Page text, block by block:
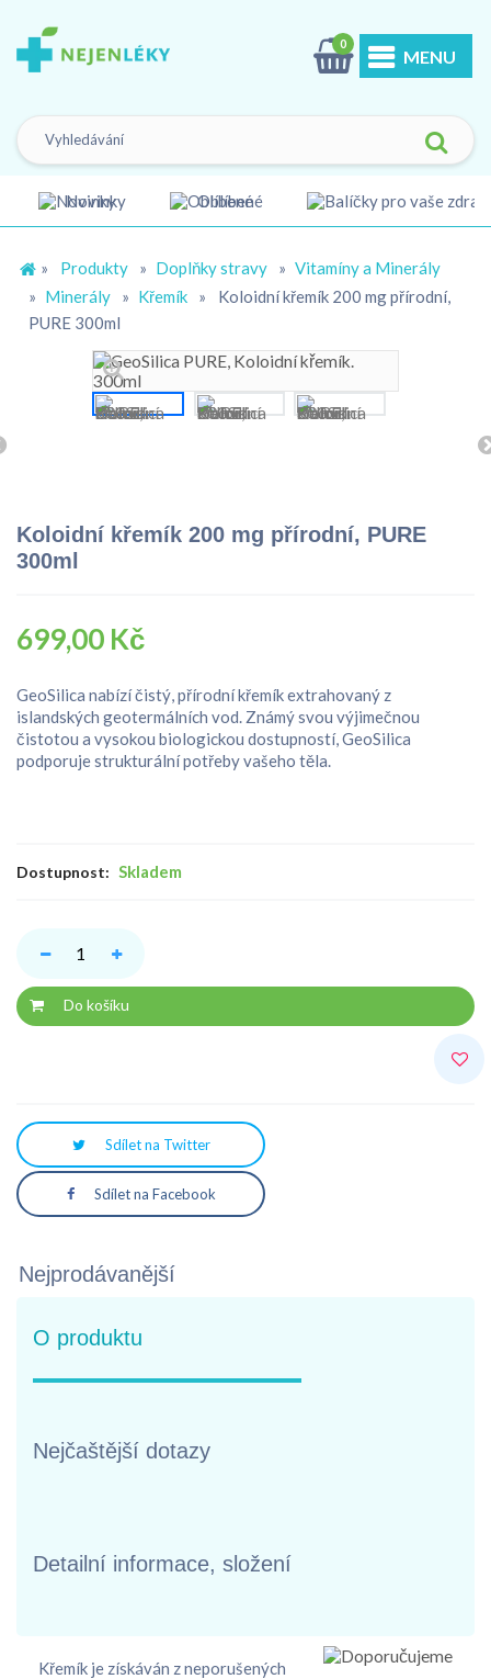
0
Novinky Oblíbené
MENU
» Produkty » Doplňky stravy » Vitamíny a Minerály
» Minerály » Křemík »
Koloidní křemík 200 mg přírodní,
PURE 300ml
Koloidní křemík 200 mg přírodní, PURE
300ml
699,00 Kč
GeoSilica nabízí čistý, přírodní křemík extrahovaný z
islandských geotermálních vod. Známý svou výjimečnou
čistotou a vysokou biologickou dostupností, GeoSilica
podporuje strukturální potřeby vašeho těla.
Dostupnost: Skladem
Do košíku
Sdílet na Twitter
Sdílet na Facebook
Nejprodávanější
O produktu
Nejčaštější dotazy
Detailní informace, složení
Křemík je získáván z neporušených